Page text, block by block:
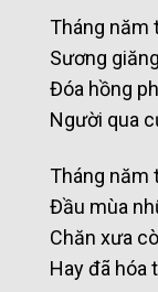
Tháng năm
Sương
Đóa hồng
Người qua
Tháng năm
Đầu mùa
Chăn xưa
Hay đã hóa